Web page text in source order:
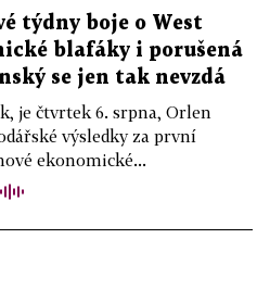
týdny boje o West
blafáky i porušená
se jen tak nevzdá
je čtvrtek 6. srpna, Orlen
výsledky za první
ekonomické...